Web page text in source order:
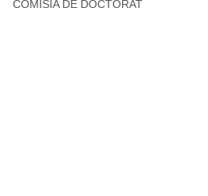
COMISIA DE DOCTORAT